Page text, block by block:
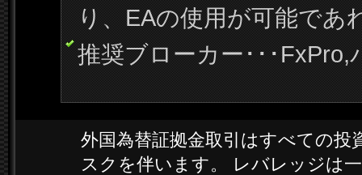
り、EAの使用が可能であ
推奨ブローカー･･･
外国為替証拠金取引はすべての
スクを伴います。 レバレッジは